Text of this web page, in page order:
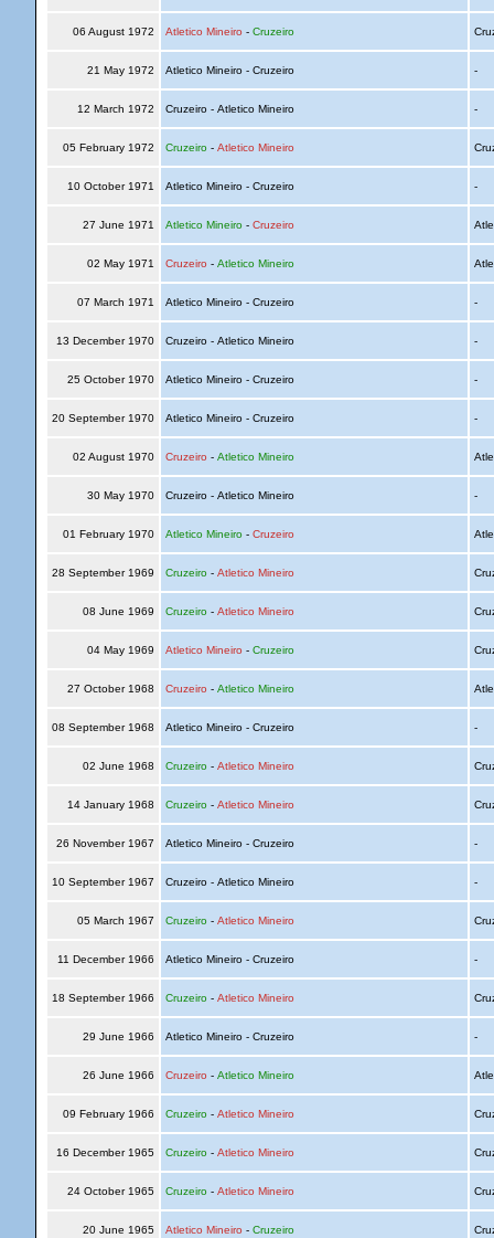
06 August 1972 Atletico Mineiro - Cruzeiro
21 May 1972 Atletico Mineiro - Cruzeiro -
12 March 1972 Cruzeiro - Atletico Mineiro -
05 February 1972 Cruzeiro- Atletico Mineiro
10 October 1971 Atletico Mineiro - Cruzeiro -
27 June 1971 Atletico Mineiro- Cruzeiro
02 May 1971 Cruzeiro - Atletico Mineiro
07 March 1971 Atletico Mineiro - Cruzeiro -
13 December 1970 Cruzeiro - Atletico Mineiro -
25 October 1970 Atletico Mineiro - Cruzeiro -
20 September 1970 Atletico Mineiro - Cruzeiro -
02 August 1970 Cruzeiro - Atletico Mineiro
30 May 1970 Cruzeiro - Atletico Mineiro -
01 February 1970 Atletico Mineiro- Cruzeiro
28 September 1969 Cruzeiro- Atletico Mineiro
08 June 1969 Cruzeiro- Atletico Mineiro
04 May 1969 Atletico Mineiro - Cruzeiro
27 October 1968 Cruzeiro - Atletico Mineiro
08 September 1968 Atletico Mineiro - Cruzeiro -
02 June 1968 Cruzeiro- Atletico Mineiro
14 January 1968 Cruzeiro- Atletico Mineiro
26 November 1967 Atletico Mineiro - Cruzeiro -
10 September 1967 Cruzeiro - Atletico Mineiro -
05 March 1967 Cruzeiro- Atletico Mineiro
11 December 1966 Atletico Mineiro - Cruzeiro -
18 September 1966 Cruzeiro- Atletico Mineiro
29 June 1966 Atletico Mineiro - Cruzeiro -
26 June 1966 Cruzeiro - Atletico Mineiro
09 February 1966 Cruzeiro- Atletico Mineiro
16 December 1965 Cruzeiro- Atletico Mineiro
24 October 1965 Cruzeiro- Atletico Mineiro
20 June 1965 Atletico Mineiro - Cruzeiro